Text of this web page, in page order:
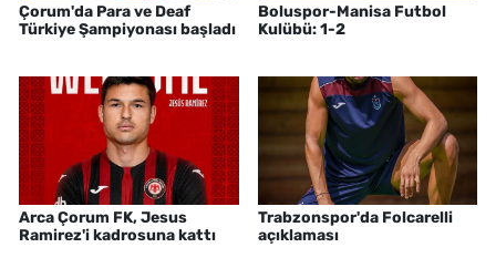
Çorum'da Para ve Deaf
Türkiye Şampiyonası başladı
Boluspor-Manisa Futbol
Kulübü: 1-2
Arca Çorum FK, Jesus
Ramirez'i kadrosuna kattı
Trabzonspor'da Folcarelli
açıklaması